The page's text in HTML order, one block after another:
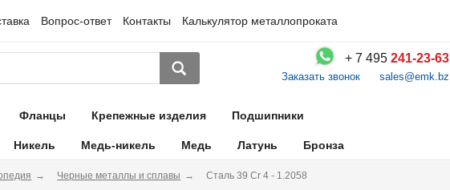
Вопрос-ответ Контакты Калькулятор металлопроката
+ 7 495 241-23-63
Заказать звонок sales@emk.bz
Фланцы Крепежные изделия Подшипники
Никель Медь-никель Медь Латунь Бронза
Черные металлы и сплавы Сталь 39 Cr 4 - 1.2058